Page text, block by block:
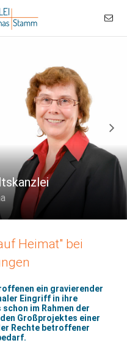
Heimat" bei
ein gravierender
Eingriff in ihre
im Rahmen der
Großprojektes einer
Rechte betroffener